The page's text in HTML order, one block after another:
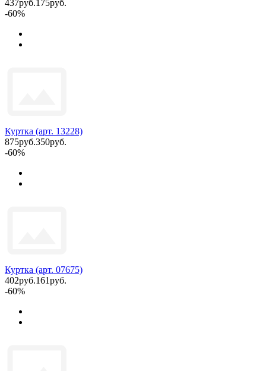
437руб.175руб.
-60%
Куртка (арт. 13228)
875руб.350руб.
-60%
Куртка (арт. 07675)
402руб.161руб.
-60%